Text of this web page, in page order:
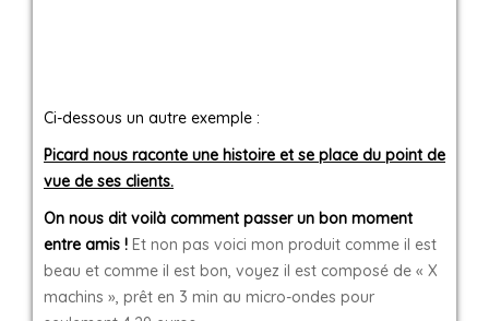
Ci-dessous un autre exemple :
Picard nous raconte une histoire et se place du point de
vue de ses clients.
On nous dit voilà comment passer un bon moment
entre amis ! Et non pas voici mon produit comme il est
beau et comme il est bon, voyez il est composé de « X
machins », prêt en 3 min au micro-ondes pour